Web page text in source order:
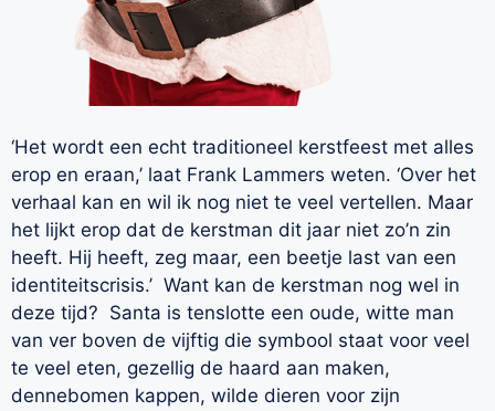
‘Het wordt een echt traditioneel kerstfeest met alles
erop en eraan,’ laat Frank Lammers weten. ‘Over het
verhaal kan en wil ik nog niet te veel vertellen. Maar
het lijkt erop dat de kerstman dit jaar niet zo’n zin
heeft. Hij heeft, zeg maar, een beetje last van een
identiteitscrisis.’ Want kan de kerstman nog wel in
deze tijd? Santa is tenslotte een oude, witte man
van ver boven de vijftig die symbool staat voor veel
te veel eten, gezellig de haard aan maken,
dennebomen kappen, wilde dieren voor zijn